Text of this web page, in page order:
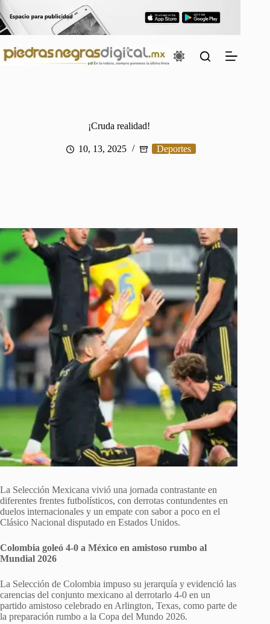
Saltar
al
contenido
¡Cruda realidad!
10, 13, 2025 Deportes
La Selección Mexicana vivió una jornada contrastante en
diferentes frentes futbolísticos, con derrotas contundentes en
duelos internacionales y un empate con sabor a poco en el
Clásico Nacional disputado en Estados Unidos.
Colombia goleó 4-0 a México en amistoso rumbo al
Mundial 2026
La Selección de Colombia impuso su jerarquía y evidenció las
carencias del conjunto mexicano al derrotarlo 4-0 en un
partido amistoso celebrado en Arlington, Texas, como parte de
la preparación rumbo a la Copa del Mundo 2026.